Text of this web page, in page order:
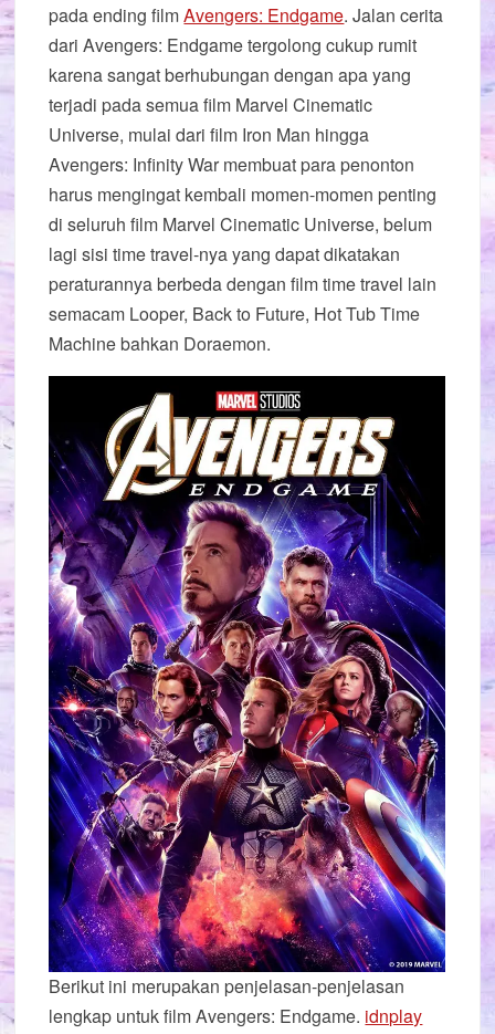
pada ending filmAvengers: Endgame. Jalan cerita
dari Avengers: Endgame tergolong cukup rumit
karena sangat berhubungan dengan apa yang
terjadi pada semua film Marvel Cinematic
Universe, mulai dari film Iron Man hingga
Avengers: Infinity War membuat para penonton
harus mengingat kembali momen-momen penting
di seluruh film Marvel Cinematic Universe, belum
lagi sisi time travel-nya yang dapat dikatakan
peraturannya berbeda dengan film time travel lain
semacam Looper, Back to Future, Hot Tub Time
Machine bahkan Doraemon.
Berikut ini merupakan penjelasan-penjelasan
lengkap untuk film Avengers: Endgame. idnplay